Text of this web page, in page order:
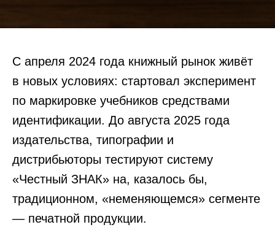
С апреля 2024 года книжный рынок живёт
в новых условиях: стартовал эксперимент
по маркировке учебников средствами
идентификации. До августа 2025 года
издательства, типографии и
дистрибьюторы тестируют систему
«Честный ЗНАК» на, казалось бы,
традиционном, «неменяющемся» сегменте
— печатной продукции.